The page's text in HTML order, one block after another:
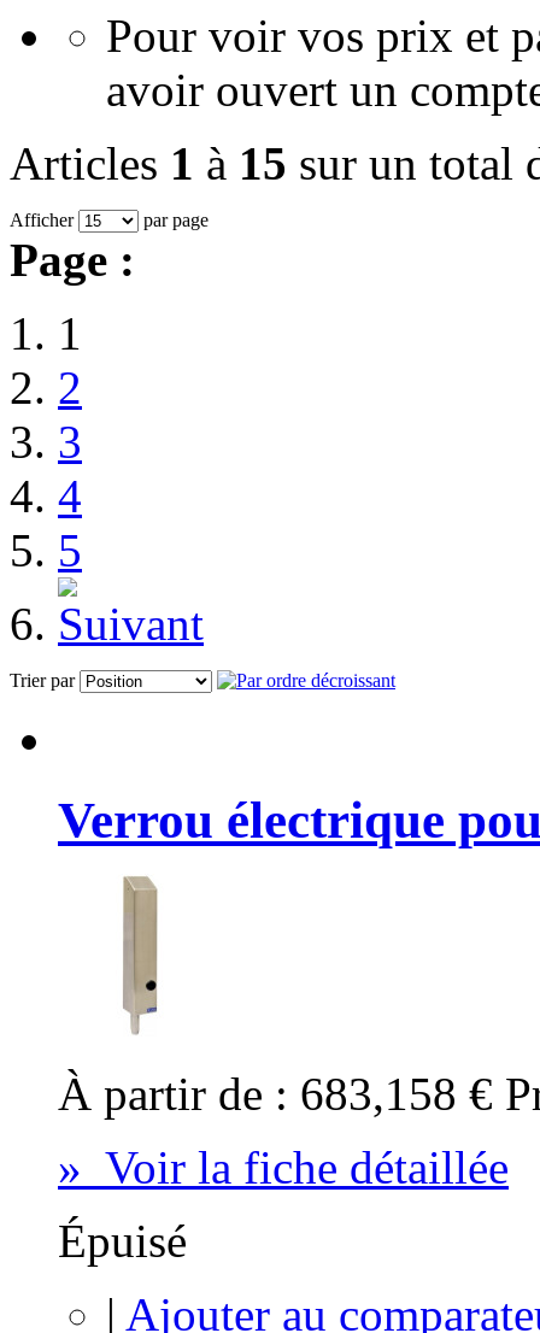
Pour voir vos prix et
avoir ouvert un
Articles 1 à 15 sur un total
Afficher par page
Page :
1
2
3
4
5
Trier par
Verrou électrique
À partir de : 683,158 €
» Voir la fiche détaillée
Épuisé
| Ajouter au